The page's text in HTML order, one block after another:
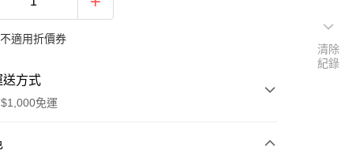
適用折價券
送方式
免運
清除
紀錄